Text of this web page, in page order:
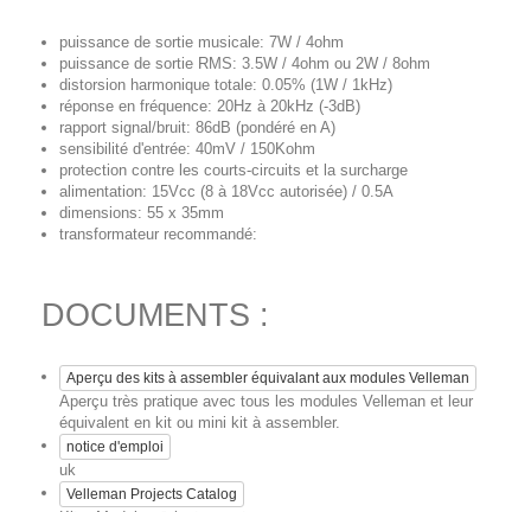
puissance de sortie musicale: 7W / 4ohm
puissance de sortie RMS: 3.5W / 4ohm ou 2W / 8ohm
distorsion harmonique totale: 0.05% (1W / 1kHz)
réponse en fréquence: 20Hz à 20kHz (-3dB)
rapport signal/bruit: 86dB (pondéré en A)
sensibilité d'entrée: 40mV / 150Kohm
protection contre les courts-circuits et la surcharge
alimentation: 15Vcc (8 à 18Vcc autorisée) / 0.5A
dimensions: 55 x 35mm
transformateur recommandé:
DOCUMENTS :
Aperçu des kits à assembler équivalant aux modules Velleman
Aperçu très pratique avec tous les modules Velleman et leur
équivalent en kit ou mini kit à assembler.
notice d'emploi
uk
Velleman Projects Catalog